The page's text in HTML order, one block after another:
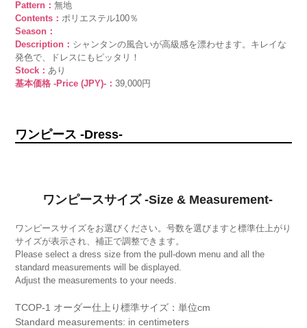
Pattern：無地
Contents：ポリエステル100％
Season：
Description： シャンタンの風合いが高級感を漂わせます。キレイな
発色で、ドレスにもピッタリ！
Stock：あり
基本価格 -Price (JPY)-：39,000円
ワンピース -Dress-
ワンピースサイズ -Size & Measurement-
ワンピースサイズをお選びください。号数を選びますと標準仕上がり
サイズが表示され、補正で調整できます。
Please select a dress size from the pull-down menu and all the
standard measurements will be displayed.
Adjust the measurements to your needs.
TCOP-1 オーダー仕上り標準サイズ：単位cm
Standard measurements: in centimeters